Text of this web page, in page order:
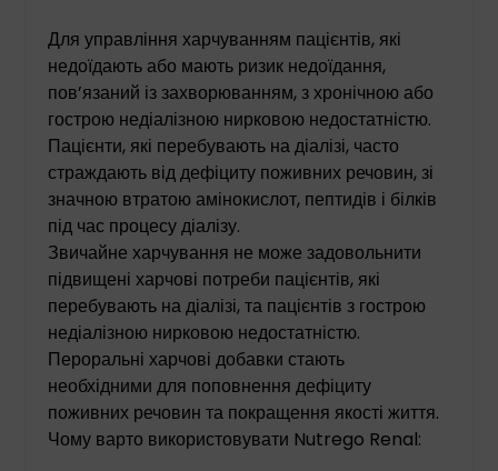
Для управління харчуванням пацієнтів, які
недоїдають або мають ризик недоїдання,
пов’язаний із захворюванням, з хронічною або
гострою недіалізною нирковою недостатністю.
Пацієнти, які перебувають на діалізі, часто
страждають від дефіциту поживних речовин, зі
значною втратою амінокислот, пептидів і білків
під час процесу діалізу.
Звичайне харчування не може задовольнити
підвищені харчові потреби пацієнтів, які
перебувають на діалізі, та пацієнтів з гострою
недіалізною нирковою недостатністю.
Пероральні харчові добавки стають
необхідними для поповнення дефіциту
поживних речовин та покращення якості життя.
Чому варто використовувати Nutrego Renal: